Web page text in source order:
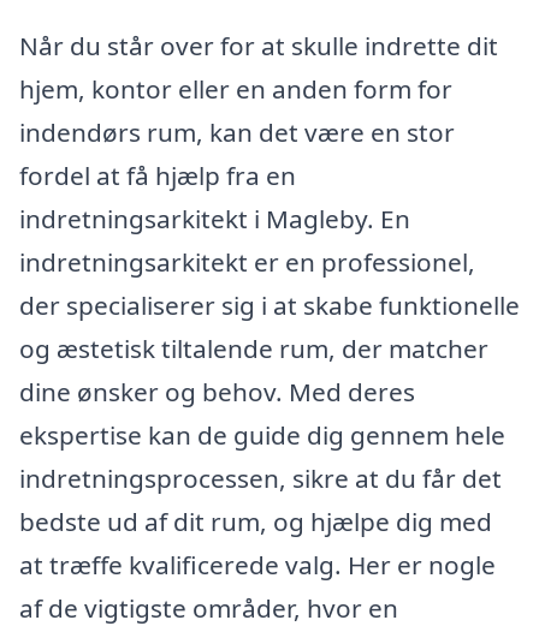
Når du står over for at skulle indrette dit
hjem, kontor eller en anden form for
indendørs rum, kan det være en stor
fordel at få hjælp fra en
indretningsarkitekt i Magleby. En
indretningsarkitekt er en professionel,
der specialiserer sig i at skabe funktionelle
og æstetisk tiltalende rum, der matcher
dine ønsker og behov. Med deres
ekspertise kan de guide dig gennem hele
indretningsprocessen, sikre at du får det
bedste ud af dit rum, og hjælpe dig med
at træffe kvalificerede valg. Her er nogle
af de vigtigste områder, hvor en